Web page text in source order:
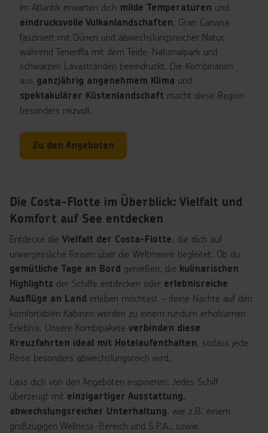
Im Atlantik erwarten dich milde Temperaturen und
eindrucksvolle Vulkanlandschaften. Gran Canaria
fasziniert mit Dünen und abwechslungsreicher Natur,
während Teneriffa mit dem Teide-Nationalpark und
schwarzen Lavastränden beeindruckt. Die Kombination
aus ganzjährig angenehmem Klima und
spektakulärer Küstenlandschaft macht diese Region
besonders reizvoll.
Zu den Angeboten
Die Costa-Flotte im Überblick: Vielfalt und
Komfort auf See entdecken
Entdecke die Vielfalt der Costa-Flotte, die dich auf
unvergessliche Reisen über die Weltmeere begleitet. Ob du
gemütliche Tage an Bord genießen, die kulinarischen
Highlights der Schiffe entdecken oder erlebnisreiche
Ausflüge an Land erleben möchtest – deine Nächte auf den
komfortablen Kabinen werden zu einem rundum erholsamen
Erlebnis. Unsere Kombipakete verbinden diese
Kreuzfahrten ideal mit Hotelaufenthalten, sodass jede
Reise besonders abwechslungsreich wird.
Lass dich von den Angeboten inspirieren: Jedes Schiff
überzeugt mit einzigartiger Ausstattung,
abwechslungsreicher Unterhaltung, wie z.B. einem
großzügigen Wellness-Bereich und S.P.A., sowie